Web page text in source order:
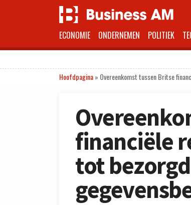
ECONOMIE ONDERNEMEN POLITIEK
Hoofdpagina» Overeenkomst tussen Britse
financiële
tot